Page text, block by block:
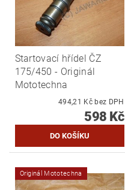
Startovací hřídel ČZ
175/450 - Originál
Mototechna
494,21 Kč bez DPH
598 Kč
Originál Mototechna